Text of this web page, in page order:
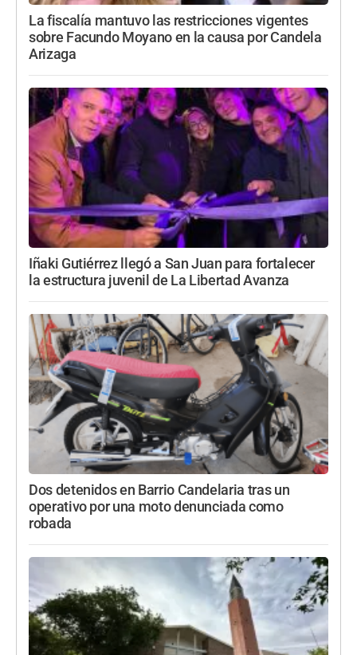
La fiscalía mantuvo las restricciones vigentes
sobre Facundo Moyano en la causa por Candela
Arizaga
Iñaki Gutiérrez llegó a San Juan para fortalecer
la estructura juvenil de La Libertad Avanza
Dos detenidos en Barrio Candelaria tras un
operativo por una moto denunciada como
robada